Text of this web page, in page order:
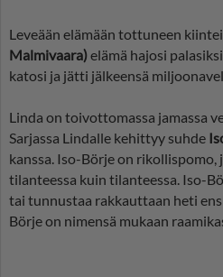
Leveään elämään tottuneen
Malmivaara)elämä hajosi
katosi ja jätti jälkeensä
Linda on toivottomassa jamassa
Sarjassa Lindalle kehittyy suhde
kanssa. Iso-Börje on
tilanteessa kuin tilanteessa. Iso-
tai tunnustaa rakkauttaan heti
Börje on nimensä mukaan